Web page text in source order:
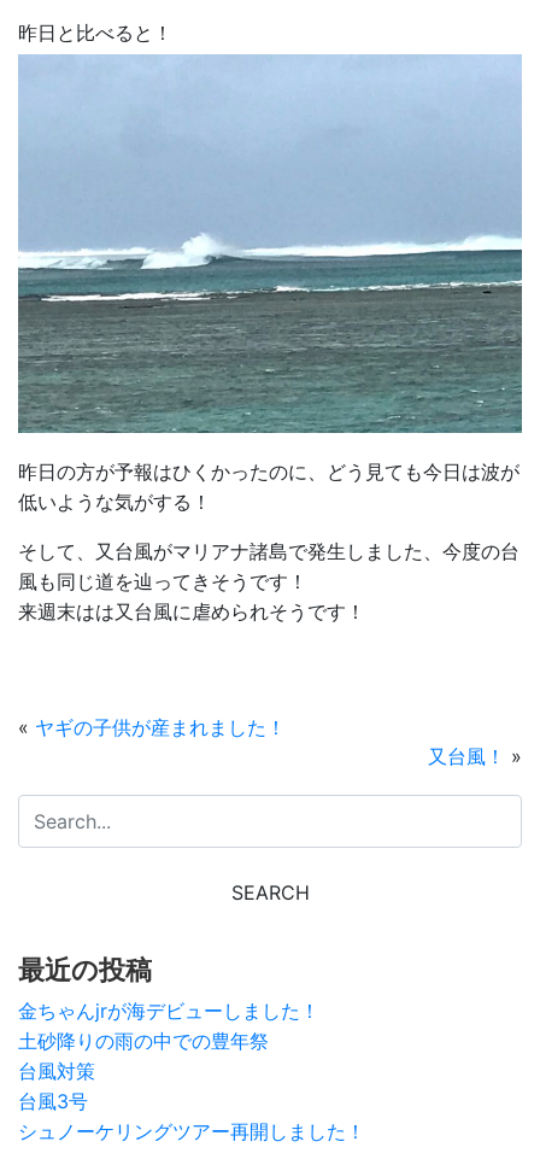
昨日と比べると！
昨日の方が予報はひくかったのに、どう見ても今日は波が
低いような気がする！
そして、又台風がマリアナ諸島で発生しました、今度の台
風も同じ道を辿ってきそうです！
来週末はは又台風に虐められそうです！
« ヤギの子供が産まれました！
又台風！
»
最近の投稿
金ちゃんjrが海デビューしました！
土砂降りの雨の中での豊年祭
台風対策
台風3号
シュノーケリングツアー再開しました！